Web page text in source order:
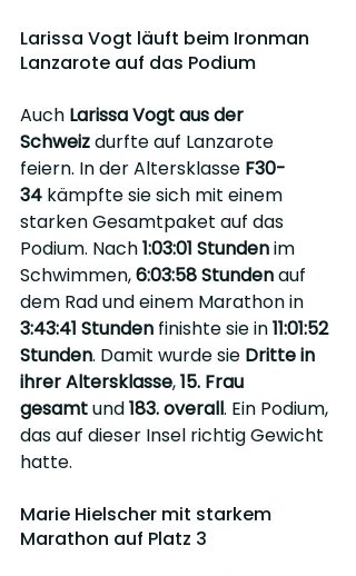
Larissa Vogt läuft beim Ironman
Lanzarote auf das Podium
Auch Larissa Vogt aus der
Schweiz durfte auf Lanzarote
feiern. In der Altersklasse F30-
34 kämpfte sie sich mit einem
starken Gesamtpaket auf das
Podium. Nach 1:03:01 Stunden im
Schwimmen, 6:03:58 Stunden auf
dem Rad und einem Marathon in
3:43:41 Stunden finishte sie in 11:01:52
Stunden. Damit wurde sie Dritte in
ihrer Altersklasse, 15. Frau
gesamt und 183. overall. Ein Podium,
das auf dieser Insel richtig Gewicht
hatte.
Marie Hielscher mit starkem
Marathon auf Platz 3